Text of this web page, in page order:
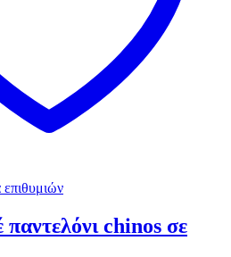
παντελόνι chinos σε